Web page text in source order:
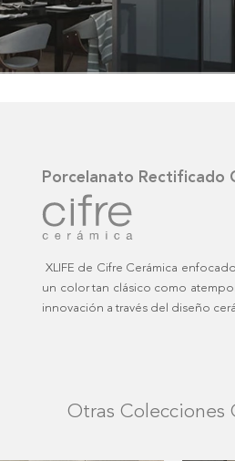
Porcelanato Rectificado
XLIFE de Cifre Cerámica
un color tan clásico como
innovación a través del diseño
Otras Colecciones